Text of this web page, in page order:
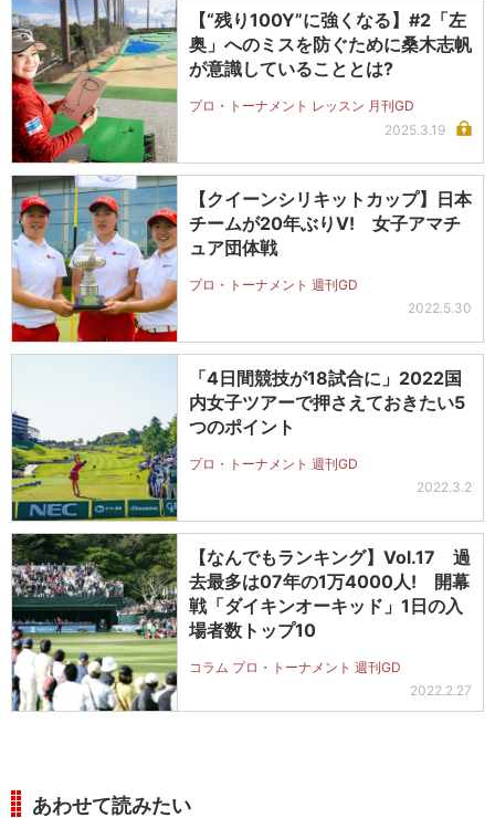
【“残り100Y”に強くなる】#2「左
奥」へのミスを防ぐために桑木志帆
が意識していることとは?
プロ・トーナメント レッスン 月刊GD
2025.3.19
【クイーンシリキットカップ】日本
チームが20年ぶりV! 女子アマチ
ュア団体戦
プロ・トーナメント 週刊GD
2022.5.30
「4日間競技が18試合に」2022国
内女子ツアーで押さえておきたい5
つのポイント
プロ・トーナメント 週刊GD
2022.3.2
【なんでもランキング】Vol.17 過
去最多は07年の1万4000人! 開幕
戦「ダイキンオーキッド」1日の入
場者数トップ10
コラム プロ・トーナメント 週刊GD
2022.2.27
あわせて読みたい